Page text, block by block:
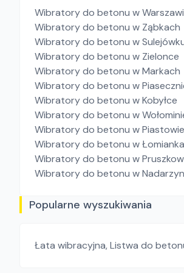
Wibratory do betonu w
Wibratory do betonu w Ząbkach
Wibratory do betonu w
Wibratory do betonu w Zielonce
Wibratory do betonu w Markach
Wibratory do betonu w
Wibratory do betonu w Kobyłce
Wibratory do betonu w
Wibratory do betonu w Piastowie
Wibratory do betonu w
Wibratory do betonu w
Wibratory do betonu w
Popularne wyszukiwania
Łata wibracyjna,Listwa do